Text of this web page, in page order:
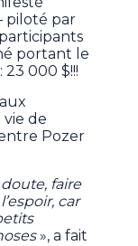
piloté par
portant le
000 $!!!
vie de
Pozer
faire
car
», a fait